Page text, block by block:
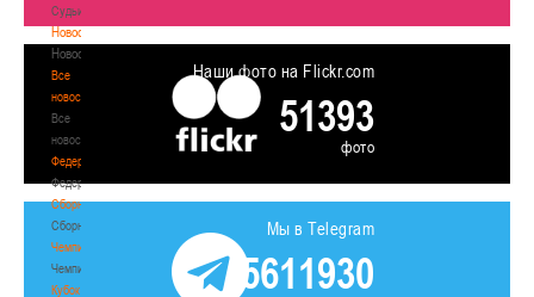
Судьи
Новости
Новости
Все
новости
Все
новости
Федерация
Федерация
Сборные
Сборные
Чемпионат
Чемпионат
Кубок
Наши фото на Flickr.com
51393
фото
Мы в Telegram
5611930